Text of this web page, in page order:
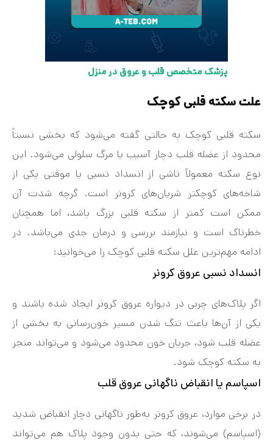
پزشک متخصص قلب و عروق در منزل
علت سکته قلبی کوچک
سکته قلبی کوچک به حالتی گفته می‌شود که بخشی نسبتاً
محدود از عضله قلب دچار آسیب یا مرگ سلولی می‌شود. این
نوع سکته معمولاً ناشی از انسداد نسبی یا موقتی یکی از
شاخه‌های کوچکتر شریان‌های کرونر است. گرچه شدت آن
ممکن است کمتر از سکته قلبی بزرگ باشد، اما همچنان
خطرناک است و نیازمند بررسی و درمان جدی می‌باشد. در
ادامه مهم‌ترین علل سکته قلبی کوچک را می‌خوانید:
انسداد نسبی عروق کرونر
اگر پلاک‌های چربی در دیواره عروق کرونر ایجاد شده باشند و
یکی از آن‌ها باعث تنگ شدن مسیر خون‌رسانی به بخشی از
عضله قلب شود، جریان خون محدود می‌شود و می‌تواند منجر
به سکته کوچک شود.
اسپاسم یا انقباض ناگهانی عروق قلب
در برخی موارد، عروق کرونر به‌طور ناگهانی دچار انقباض شدید
(اسپاسم) می‌شوند، که حتی بدون وجود پلاک هم می‌تواند